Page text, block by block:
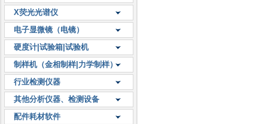
X荧光光谱仪
电子显微镜（电镜）
硬度计|试验箱|试验机
制样机（金相制样|力学制样）
行业检测仪器
其他分析仪器、检测设备
配件耗材软件